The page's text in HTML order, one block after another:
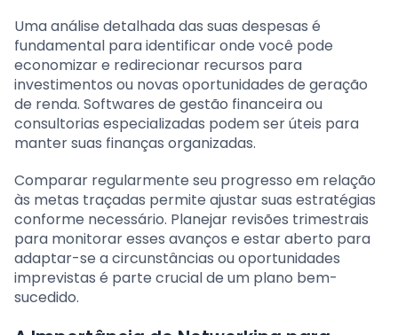
Uma análise detalhada das suas despesas é
fundamental para identificar onde você pode
economizar e redirecionar recursos para
investimentos ou novas oportunidades de geração
de renda. Softwares de gestão financeira ou
consultorias especializadas podem ser úteis para
manter suas finanças organizadas.
Comparar regularmente seu progresso em relação
às metas traçadas permite ajustar suas estratégias
conforme necessário. Planejar revisões trimestrais
para monitorar esses avanços e estar aberto para
adaptar-se a circunstâncias ou oportunidades
imprevistas é parte crucial de um plano bem-
sucedido.